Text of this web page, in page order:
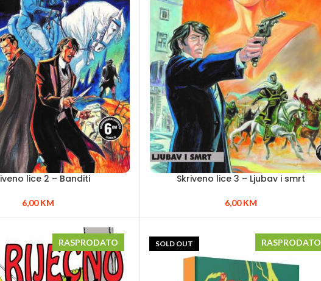
lice 2 – Banditi
6,00KM
Skriveno lice 3 – Ljubav i smrt
6,00KM
RASPRODATO SOLD OUT RASPRODATO